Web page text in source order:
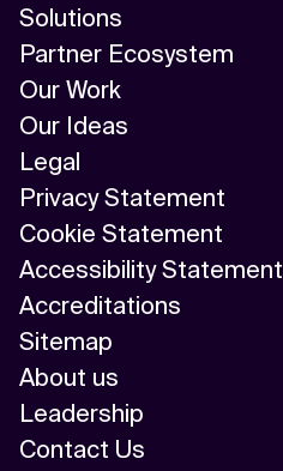
Solutions
Partner Ecosystem
Our Work
Our Ideas
Legal
Privacy Statement
Cookie Statement
Accessibility Statement
Accreditations
Sitemap
About us
Leadership
Contact Us